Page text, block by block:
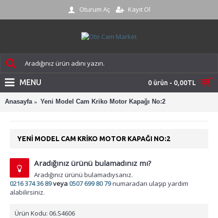
Oturum Aç Kayıt Ol
0 ürün - 0,00TL
MENU
Anasayfa Yeni Model Cam Kriko Motor Kapağı No:2
YENI MODEL CAM KRIKO MOTOR KAPAĞI NO:2
Aradığınız ürünü bulamadınız mı?
Aradığınız ürünü bulamadıysanız.
0216 374 36 89veya 0507 699 80 79numaradan ulaşıp yardım
alabilirsiniz.
Ürün Kodu: 06.S4606